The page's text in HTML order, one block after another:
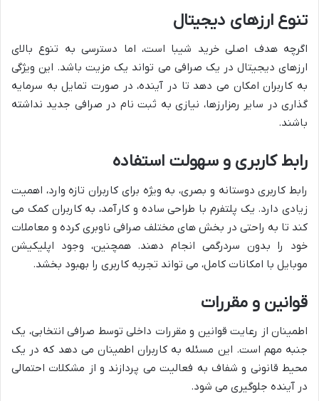
تنوع ارزهای دیجیتال
اگرچه هدف اصلی خرید شیبا است، اما دسترسی به تنوع بالای
ارزهای دیجیتال در یک صرافی می تواند یک مزیت باشد. این ویژگی
به کاربران امکان می دهد تا در آینده، در صورت تمایل به سرمایه
گذاری در سایر رمزارزها، نیازی به ثبت نام در صرافی جدید نداشته
باشند.
رابط کاربری و سهولت استفاده
رابط کاربری دوستانه و بصری، به ویژه برای کاربران تازه وارد، اهمیت
زیادی دارد. یک پلتفرم با طراحی ساده و کارآمد، به کاربران کمک می
کند تا به راحتی در بخش های مختلف صرافی ناوبری کرده و معاملات
خود را بدون سردرگمی انجام دهند. همچنین، وجود اپلیکیشن
موبایل با امکانات کامل، می تواند تجربه کاربری را بهبود بخشد.
قوانین و مقررات
اطمینان از رعایت قوانین و مقررات داخلی توسط صرافی انتخابی، یک
جنبه مهم است. این مسئله به کاربران اطمینان می دهد که در یک
محیط قانونی و شفاف به فعالیت می پردازند و از مشکلات احتمالی
در آینده جلوگیری می شود.